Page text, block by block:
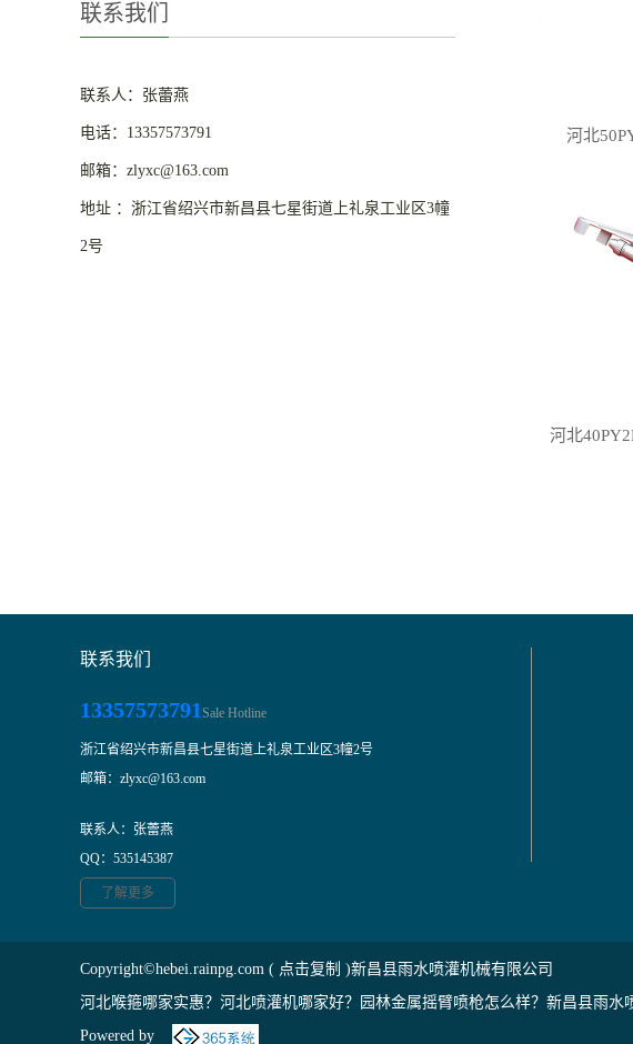
联系我们
联系人：张蕾燕
电话：13357573791
邮箱：zlyxc@163.com
地址 ：浙江省绍兴市新昌县七星街道上礼泉工业区3幢
2号
河北
河北
联系我们
13357573791Sale Hotline
浙江省绍兴市新昌县七星街道上礼泉工业区3幢2号
邮箱：zlyxc@163.com
联系人：张蕾燕
QQ：535145387
了解更多
Copyright©hebei.rainpg.com ( 点击复制 )新昌县雨水喷灌机械有限公司
河北喉箍哪家实惠？河北喷灌机哪家好？园林金属摇臂喷枪怎么样？新昌县雨
Powered by